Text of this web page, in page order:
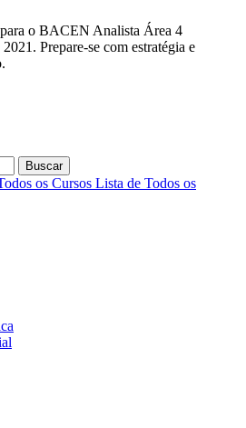
o BACEN Analista Área 4
Prepare-se com estratégia e
Buscar
os Cursos Lista de Todos os